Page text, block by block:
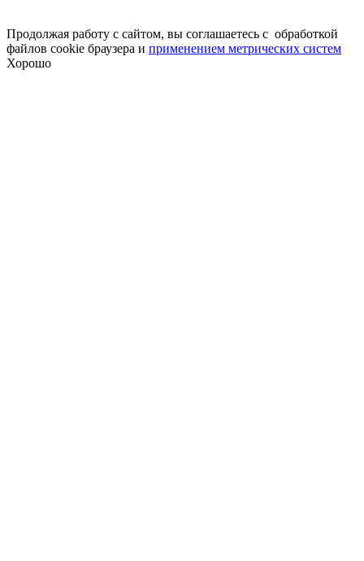
Продолжая работу с сайтом, вы соглашаетесь с обработкой
файлов cookie браузера и применением метрических систем
Хорошо